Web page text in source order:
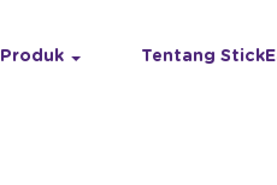
Produk Tentang